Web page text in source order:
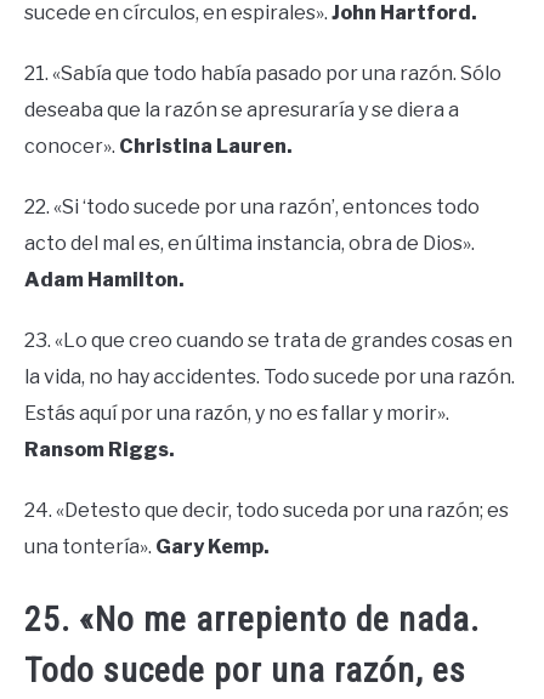
sucede en círculos, en espirales». John Hartford.
21. «Sabía que todo había pasado por una razón. Sólo
deseaba que la razón se apresuraría y se diera a
conocer». Christina Lauren.
22. «Si ‘todo sucede por una razón’, entonces todo
acto del mal es, en última instancia, obra de Dios».
Adam Hamilton.
23. «Lo que creo cuando se trata de grandes cosas en
la vida, no hay accidentes. Todo sucede por una razón.
Estás aquí por una razón, y no es fallar y morir».
Ransom Riggs.
24. «Detesto que decir, todo suceda por una razón; es
una tontería». Gary Kemp.
25. «No me arrepiento de nada.
Todo sucede por una razón, es